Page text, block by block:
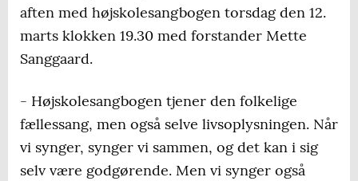
aften med højskolesangbogen torsdag den 12.
marts klokken 19.30 med forstander Mette
Sanggaard.
- Højskolesangbogen tjener den folkelige
fællessang, men også selve livsoplysningen. Når
vi synger, synger vi sammen, og det kan i sig
selv være godgørende. Men vi synger også